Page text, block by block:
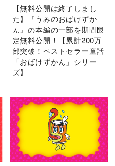
【無料公開は終了しまし
た】『うみのおばけずか
ん』の本編の一部を期間限
定無料公開！【累計200万
部突破！ベストセラー童話
「おばけずかん」シリー
ズ】